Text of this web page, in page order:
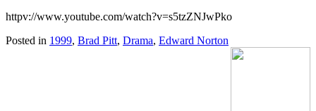
httpv://www.youtube.com/watch?v=s5tzZNJwPko
Posted in 1999, Brad Pitt, Drama, Edward Norton